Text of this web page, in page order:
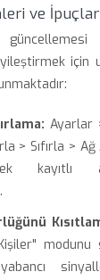
ve
için
Ayarlar
> Sıfırla > Ağ
kayıtlı
modunu